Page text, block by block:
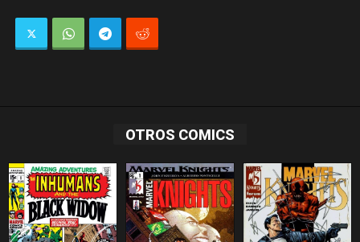
OTROS COMICS